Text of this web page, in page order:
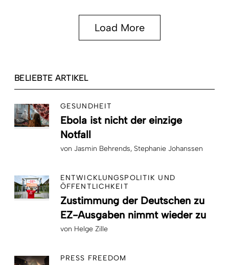
Load More
BELIEBTE ARTIKEL
GESUNDHEIT
Ebola ist nicht der einzige
Notfall
von Jasmin Behrends Stephanie Johanssen
ENTWICKLUNGSPOLITIK UND
ÖFFENTLICHKEIT
Zustimmung der Deutschen zu
EZ-Ausgaben nimmt wieder zu
von Helge Zille
PRESS FREEDOM